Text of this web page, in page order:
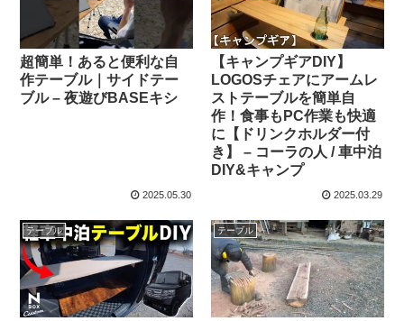
超簡単！あると便利な自
作テーブル｜サイドテー
ブル – 夜遊びBASEキシ
2025.05.30
【キャンプギアDIY】
LOGOSチェアにアームレ
ストテーブルを簡単自
作！食事もPC作業も快適
に【ドリンクホルダー付
き】 – コーラの人 / 車中泊
DIY&キャンプ
2025.03.29
テーブル テーブル